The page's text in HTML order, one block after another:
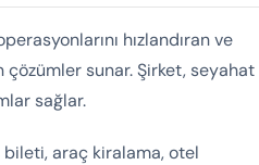
hızlandıran ve
sunar. Şirket, seyahat
sağlar.
bileti, araç kiralama, otel